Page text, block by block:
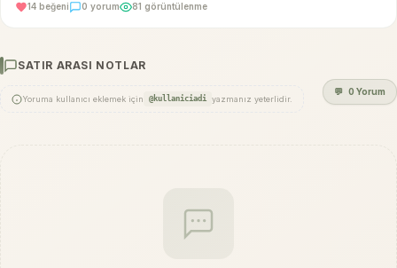
14 beğeni 0 yorum 81 görüntülenme
SATIR ARASI NOTLAR
Yoruma kullanıcı eklemek için @kullaniciadi yazmanız yeterlidir.
💬 0 Yorum